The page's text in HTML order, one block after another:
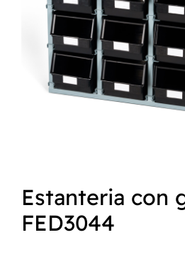
NORMAS ISO
CATÁLOGO
Estanteria con
FED3044